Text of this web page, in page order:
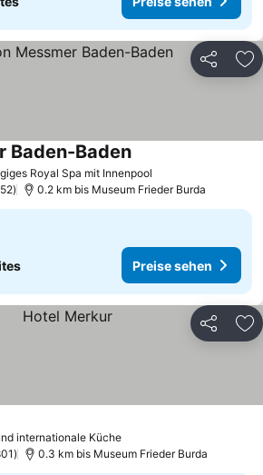
Teilen
Royal Spa mit Innenpool
Baden-BadenPreise sehen
0.2 km bis Museum Frieder Burda
Preise sehen
Teilen
internationale KüchePreise sehen
0.3 km bis Museum Frieder Burda